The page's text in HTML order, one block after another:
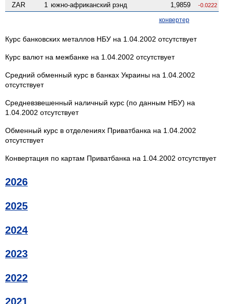
ZAR 1 южно-африканский рэнд 1,9859 -0.0222
конвертер
Курс банковских металлов НБУ на 1.04.2002 отсутствует
Курс валют на межбанке на 1.04.2002 отсутствует
Средний обменный курс в банках Украины на 1.04.2002
отсутствует
Средневзвешенный наличный курс (по данным НБУ) на
1.04.2002 отсутствует
Обменный курс в отделениях Приватбанка на 1.04.2002
отсутствует
Конвертация по картам Приватбанка на 1.04.2002 отсутствует
2026
2025
2024
2023
2022
2021